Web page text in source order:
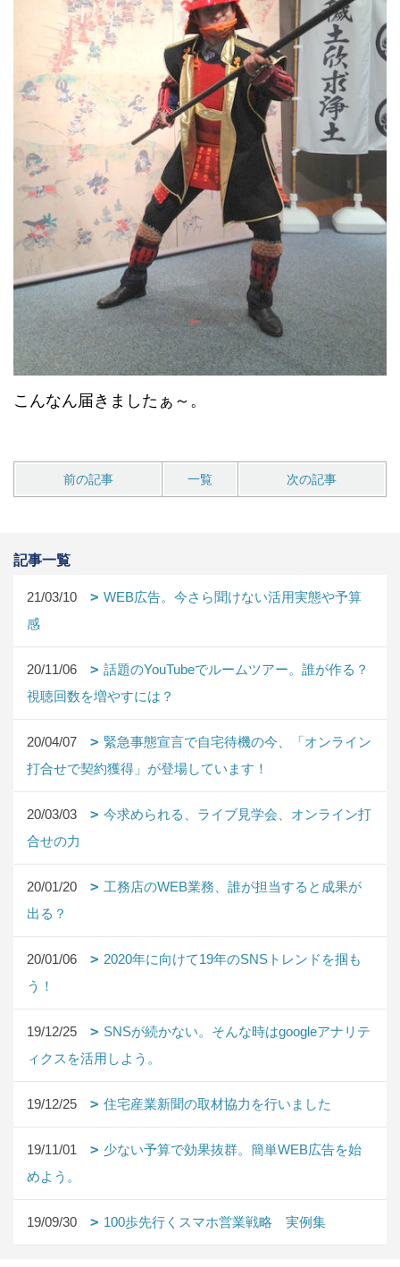
こんなん届きましたぁ～。
前の記事 一覧 次の記事
記事一覧
21/03/10
WEB広告。今さら聞けない活用実態や予算
感
20/11/06
話題のYouTubeでルームツアー。誰が作る？
視聴回数を増やすには？
20/04/07
緊急事態宣言で自宅待機の今、「オンライン
打合せで契約獲得」が登場しています！
20/03/03
今求められる、ライブ見学会、オンライン打
合せの力
20/01/20
工務店のWEB業務、誰が担当すると成果が
出る？
20/01/06
2020年に向けて19年のSNSトレンドを掴も
う！
19/12/25
SNSが続かない。そんな時はgoogleアナリテ
ィクスを活用しよう。
19/12/25 住宅産業新聞の取材協力を行いました
19/11/01
少ない予算で効果抜群。簡単WEB広告を始
めよう。
19/09/30 100歩先行くスマホ営業戦略 実例集